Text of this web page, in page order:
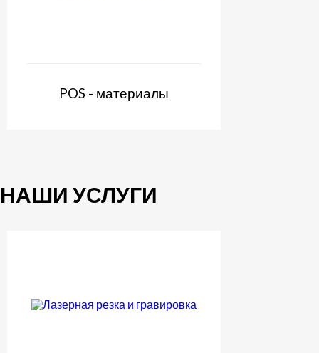
POS - материалы
НАШИ УСЛУГИ